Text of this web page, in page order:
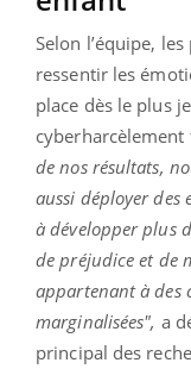
Selon l’équipe,
ressentir les
place dès le plus
cyberharcèlement
de nos résultats,
aussi déployer des
à développer plus
de préjudice et de
appartenant à des
marginalisées", a
principal des